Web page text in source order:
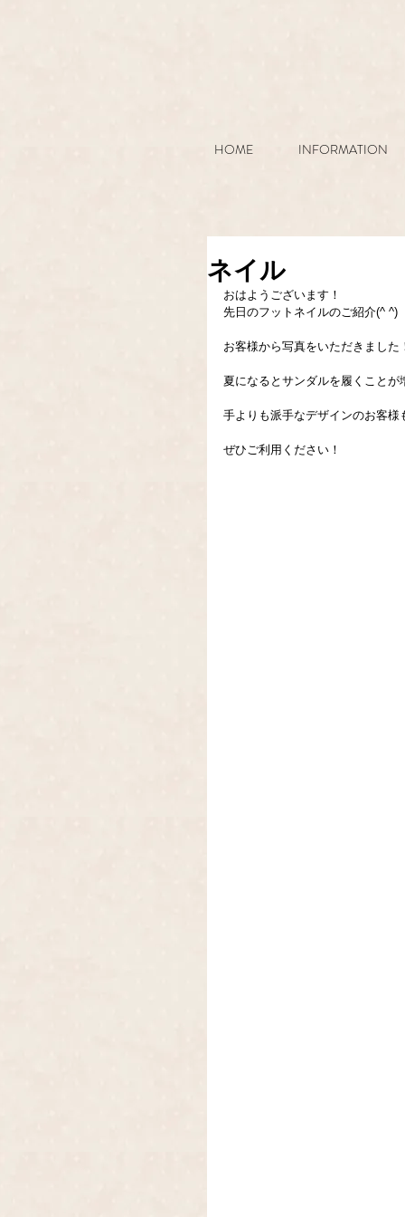
HOME INFORMATION
ネイル
おはようございます！
先日のフットネイルのご紹介(^ ^)
お客様から写真をいただきました
夏になるとサンダルを履くこと
手よりも派手なデザインのお客様
ぜひご利用ください！